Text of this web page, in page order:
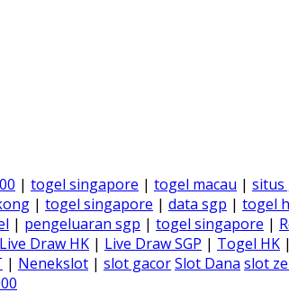
| togel singapore | togel macau | situs
| togel singapore | data sgp | togel
| pengeluaran sgp | togel singapore |
Live Draw HK | Live Draw SGP | Togel HK |
| Nenekslot | slot gacorSlot Dana slot